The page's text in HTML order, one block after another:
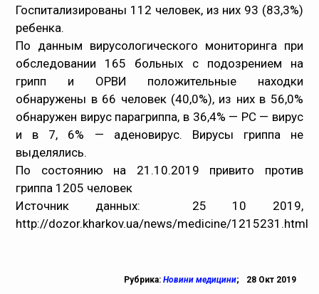
Госпитализированы 112 человек, из них 93 (83,3%)
ребенка.
По данным вирусологического мониторинга при
обследовании 165 больных с подозрением на
грипп и ОРВИ положительные находки
обнаружены в 66 человек (40,0%), из них в 56,0%
обнаружен вирус парагриппа, в 36,4% — РС — вирус
и в 7, 6% — аденовирус. Вирусы гриппа не
выделялись.
По состоянию на 21.10.2019 привито против
гриппа 1205 человек
Источник данных: 25 10 2019,
http://dozor.kharkov.ua/news/medicine/1215231.html
Рубрика: Новини медицини; 28 Окт 2019